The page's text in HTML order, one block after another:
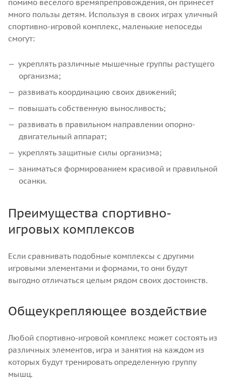
помимо веселого времяпрепровождения, он принесет
много пользы детям. Используя в своих играх уличный
спортивно-игровой комплекс, маленькие непоседы
смогут:
укреплять различные мышечные группы растущего
организма;
развивать координацию своих движений;
повышать собственную выносливость;
развивать в правильном направлении опорно-
двигательный аппарат;
укреплять защитные силы организма;
заниматься формированием красивой и правильной
осанки.
Преимущества спортивно-
игровых комплексов
Если сравнивать подобные комплексы с другими
игровыми элементами и формами, то они будут
выгодно отличаться целым рядом своих достоинств.
Общеукрепляющее воздействие
Любой спортивно-игровой комплекс может состоять из
различных элементов, игра и занятия на каждом из
которых будут тренировать определенную группу
мышц.